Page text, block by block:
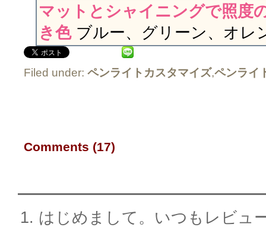
マットとシャイニングで照度
き色ブルー、グリーン、オレ
Filed under: ペンライトカスタマイズ,ペンライ
Comments (17)
はじめまして。いつもレビュ